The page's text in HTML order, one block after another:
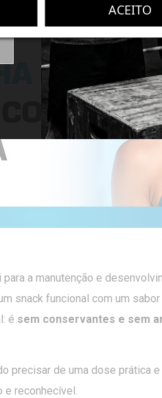
para a manutenção e
snack funcional com um
é sem conservantes e sem
precisar de uma dose prática
e reconhecível.
ACEITO